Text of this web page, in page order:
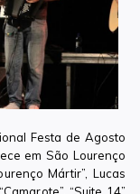
Festa de Agosto
em São Lourenço
Mártir”, Lucas
“Suite 14”